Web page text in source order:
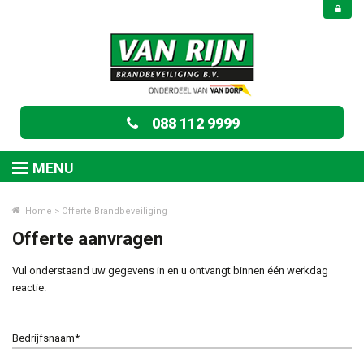
088 112 9999
MENU
Home > Offerte Brandbeveiliging
Offerte aanvragen
Vul onderstaand uw gegevens in en u ontvangt binnen één werkdag
reactie.
Bedrijfsnaam*